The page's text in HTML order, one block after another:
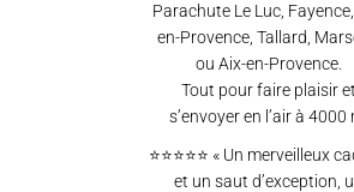
Parachute Le Luc,
en-Provence, Tallard,
ou Aix-en-Provence.
Tout pour faire plaisir et
s’envoyer en l’air à 4000
⭐⭐⭐⭐⭐ « Un merveilleux
et un saut d’exception,